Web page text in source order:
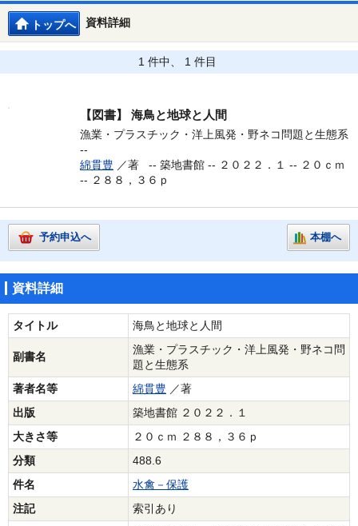
資料詳細
トップへ
1 件中、 1 件目
【図書】 海鳥と地球と人間
漁業・プラスチック・洋上風発・野ネコ問題と生態系
--
綿貫豊 ／著 -- 築地書館 -- ２０２２．１ -- ２０ｃｍ
-- ２８８，３６ｐ
予約申込へ 本棚へ
資料詳細
タイトル 海鳥と地球と人間
副書名
漁業・プラスチック・洋上風発・野ネコ問
題と生態系
著者名等
綿貫豊 ／著
出版
築地書館 ２０２２．１
大きさ等
２０ｃｍ ２８８，３６ｐ
分類
488.6
件名
水禽－保護
注記
索引あり